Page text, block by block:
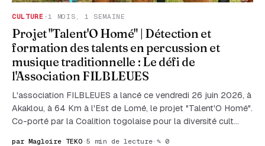
CULTURE ·1 MOIS, 1 SEMAINE
Projet "Talent'O Homé" | Détection et
formation des talents en percussion et
musique traditionnelle : Le défi de
l'Association FILBLEUES
L'association FILBLEUES a lancé ce vendredi 26 juin 2026, à
Akaklou, à 64 Km à l'Est de Lomé, le projet "Talent'O Homé".
Co-porté par la Coalition togolaise pour la diversité cult…
par Magloire TEKO · 5 min de lecture · ✎ 0